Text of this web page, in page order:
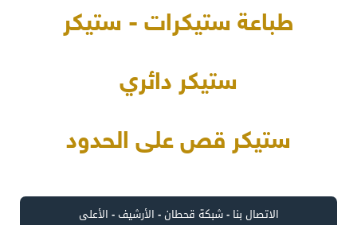
طباعة ستيكرات - ستيكر
ستيكر دائري
ستيكر قص على الحدود
الاتصال بنا -شبكة قحطان- الأرشيف- الأعلى